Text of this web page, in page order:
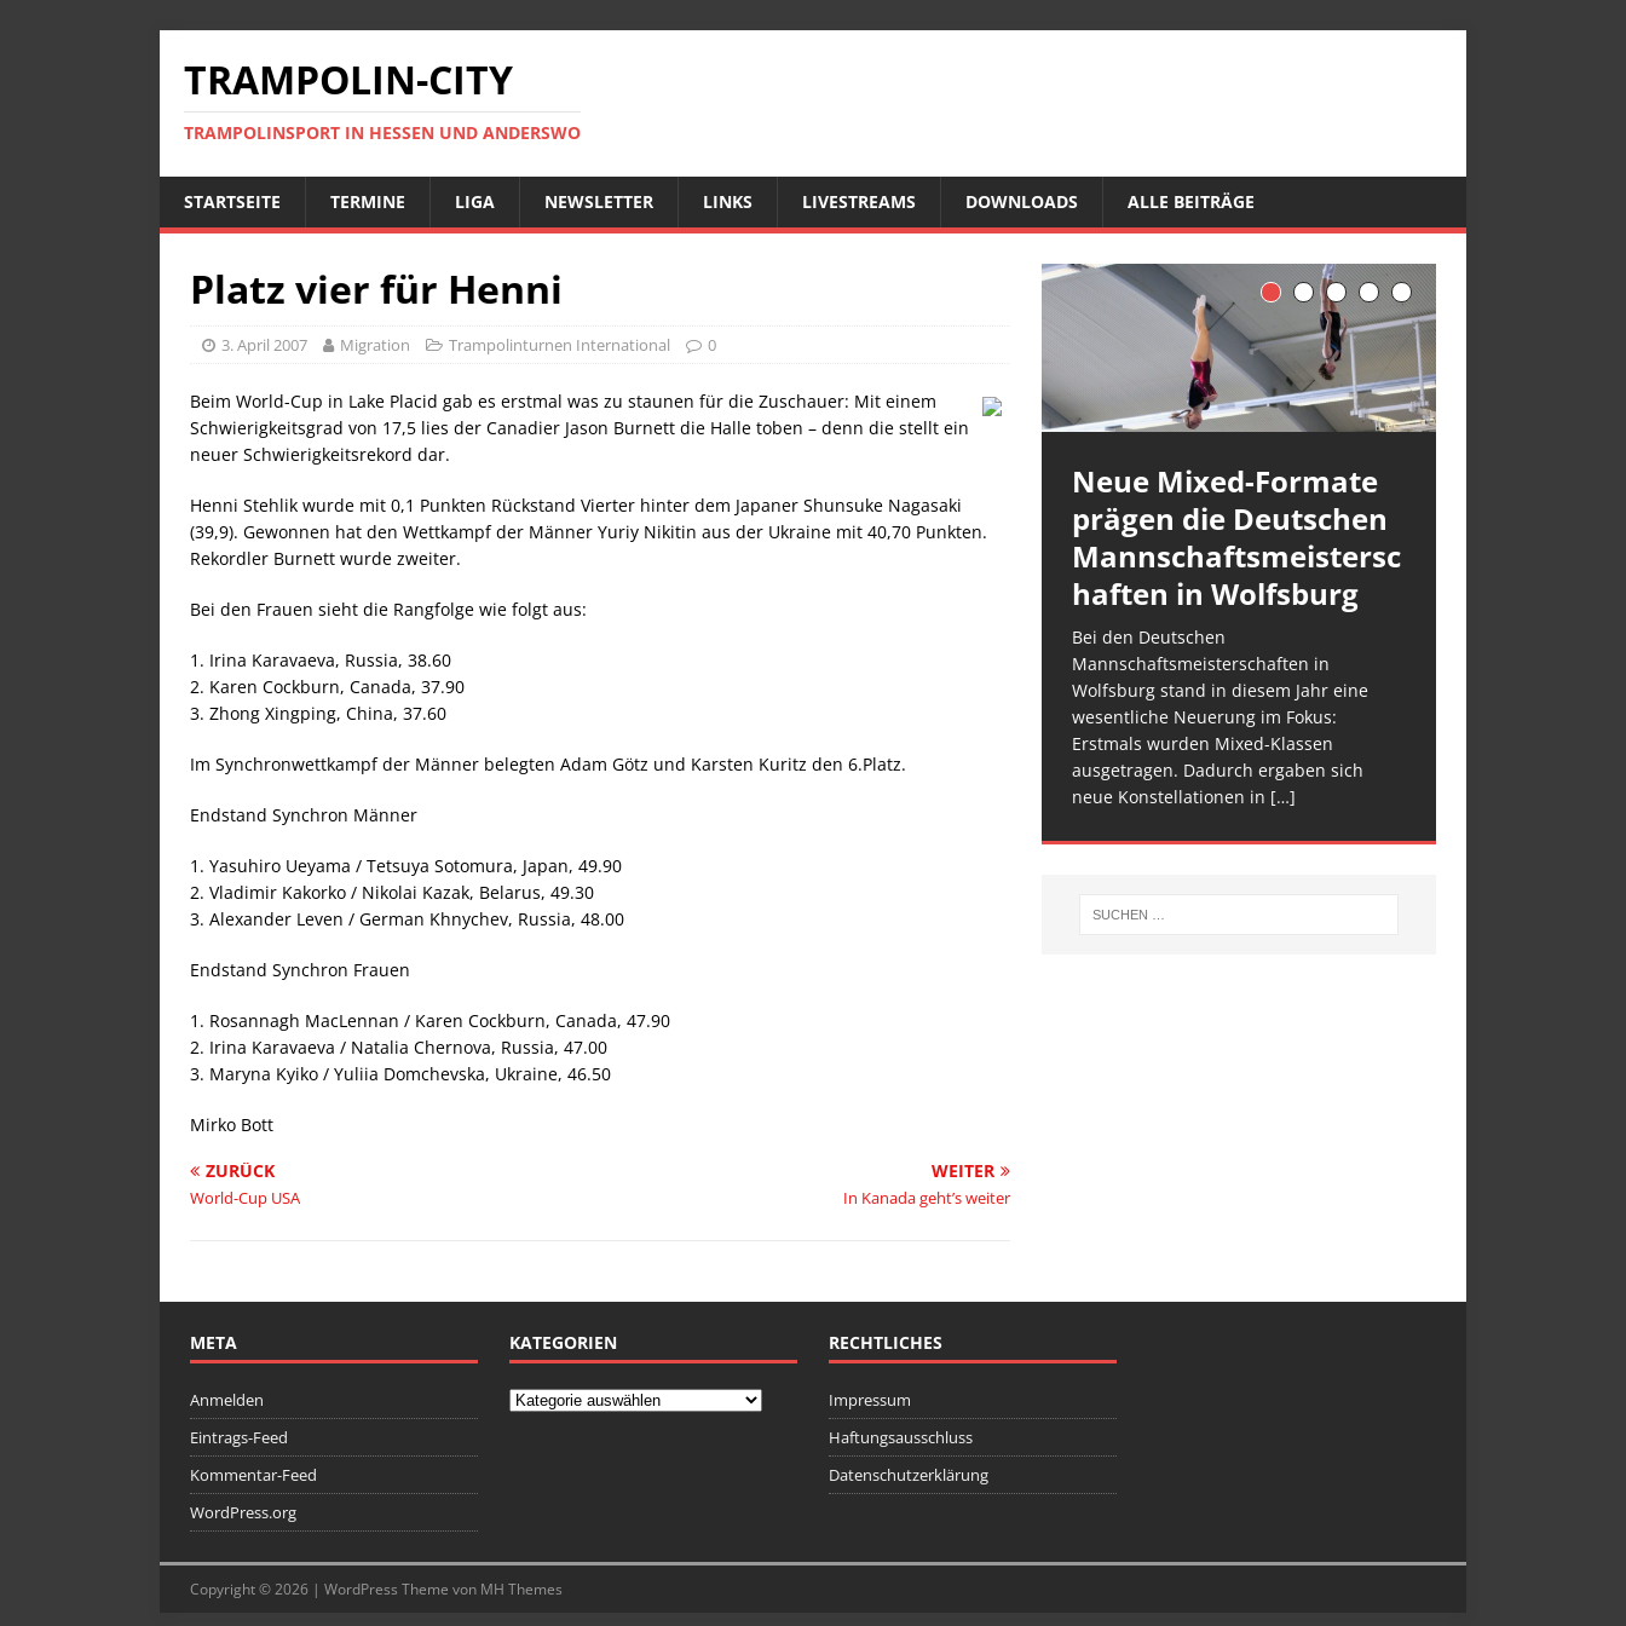
TRAMPOLIN-CITY
TRAMPOLINSPORT IN HESSEN UND ANDERSWO
STARTSEITE TERMINE LIGA NEWSLETTER LINKS LIVESTREAMS DOWNLOADS ALLE BEITRÄGE
Platz vier für Henni
3. April 2007 Migration Trampolinturnen International 0
Beim World-Cup in Lake Placid gab es erstmal was zu staunen für die Zuschauer: Mit einem
Schwierigkeitsgrad von 17,5 lies der Canadier Jason Burnett die Halle toben – denn die stellt ein
neuer Schwierigkeitsrekord dar.
Henni Stehlik wurde mit 0,1 Punkten Rückstand Vierter hinter dem Japaner Shunsuke Nagasaki
(39,9). Gewonnen hat den Wettkampf der Männer Yuriy Nikitin aus der Ukraine mit 40,70 Punkten.
Rekordler Burnett wurde zweiter.
Bei den Frauen sieht die Rangfolge wie folgt aus:
1. Irina Karavaeva, Russia, 38.60
2. Karen Cockburn, Canada, 37.90
3. Zhong Xingping, China, 37.60
Im Synchronwettkampf der Männer belegten Adam Götz und Karsten Kuritz den 6.Platz.
Endstand Synchron Männer
1. Yasuhiro Ueyama / Tetsuya Sotomura, Japan, 49.90
2. Vladimir Kakorko / Nikolai Kazak, Belarus, 49.30
3. Alexander Leven / German Khnychev, Russia, 48.00
Endstand Synchron Frauen
1. Rosannagh MacLennan / Karen Cockburn, Canada, 47.90
2. Irina Karavaeva / Natalia Chernova, Russia, 47.00
3. Maryna Kyiko / Yuliia Domchevska, Ukraine, 46.50
Mirko Bott
ZURÜCK
World-Cup USA
WEITER
In Kanada geht’s weiter
Neue Mixed-Formate
prägen die Deutschen
Mannschaftsmeistersc
haften in Wolfsburg
Bei den Deutschen
Mannschaftsmeisterschaften in
Wolfsburg stand in diesem Jahr eine
wesentliche Neuerung im Fokus:
Erstmals wurden Mixed-Klassen
ausgetragen. Dadurch ergaben sich
neue Konstellationen in […]
META
Anmelden
Eintrags-Feed
Kommentar-Feed
WordPress.org
KATEGORIEN RECHTLICHES
Impressum
Haftungsausschluss
Datenschutzerklärung
Copyright © 2026 | WordPress Theme von MH Themes